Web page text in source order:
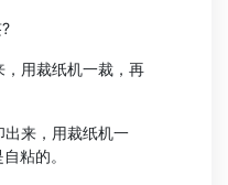
用裁纸机一裁，再
来，用裁纸机一
粘的。